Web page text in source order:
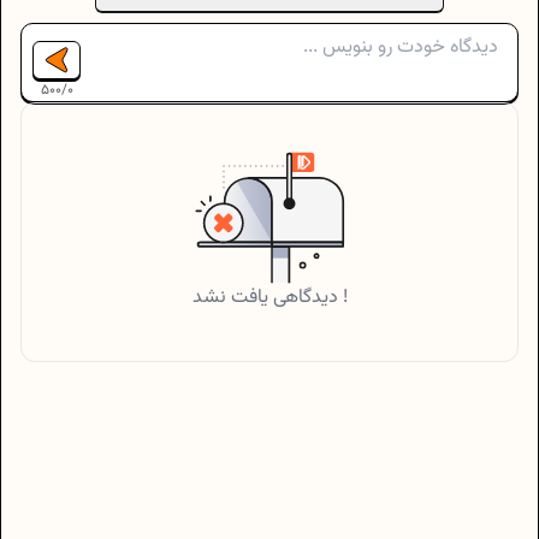
500/0
دیدگاهی یافت نشد !